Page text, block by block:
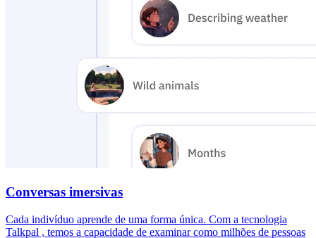
Conversas imersivas
Cada indivíduo aprende de uma forma única. Com a tecnologia
Talkpal , temos a capacidade de examinar como milhões de pessoas